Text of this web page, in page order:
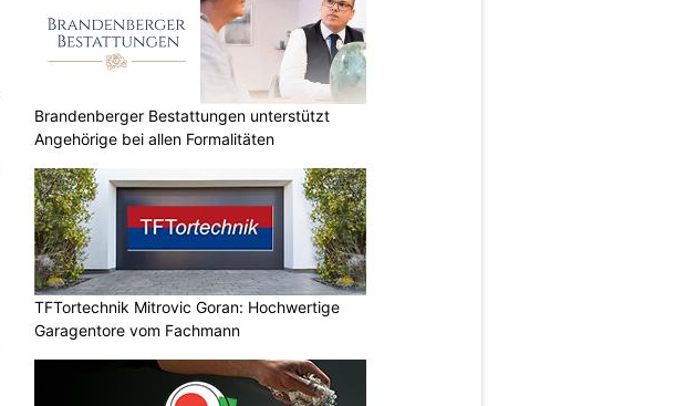
Brandenberger Bestattungen unterstützt
Angehörige bei allen Formalitäten
TFTortechnik Mitrovic Goran: Hochwertige
Garagentore vom Fachmann